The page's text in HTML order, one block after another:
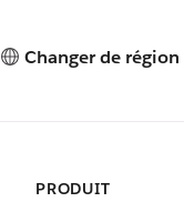
Changer de région
PRODUIT